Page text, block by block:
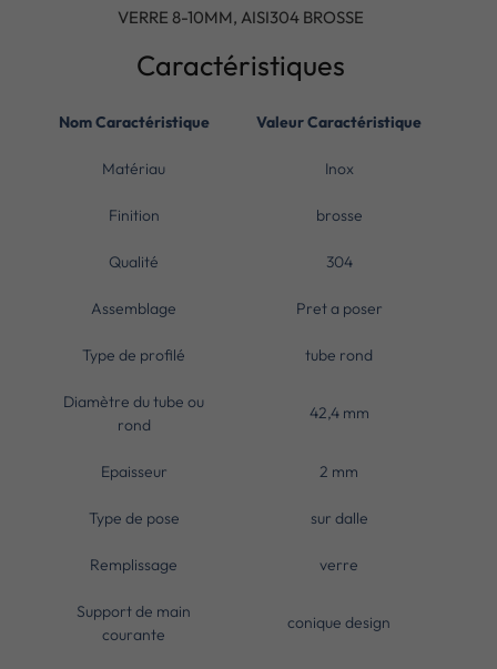
VERRE 8-10MM, AISI304 BROSSE
Caractéristiques
Nom Caractéristique Valeur Caractéristique
Matériau Inox
Finition brosse
Qualité 304
Assemblage Pret a poser
Type de profilé tube rond
Diamètre du tube ou
rond
42,4 mm
Epaisseur 2 mm
Type de pose sur dalle
Remplissage verre
Support de main
courante
conique design